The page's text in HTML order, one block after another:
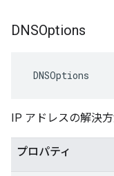
DNSOptions
DNSOptions
IP アドレスの解決
プロパティ